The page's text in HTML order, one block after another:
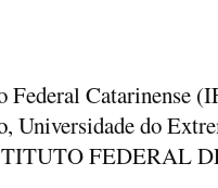
Federal Catarinense
, Universidade do
FEDERAL